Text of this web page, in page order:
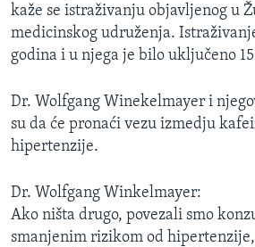
MAGAZIN
O GLASU AMERIKE
Learning English
PRATITE NAS
Jezici
kaže se istraživanju objavljenog u
medicinskog udruženja.
godina i u njega je bilo uključeno
Dr. Wolfgang Winekelmayer i
su da će pronaći vezu izmedju
hipertenzije.
Dr. Wolfgang Winkelmayer:
Ako ništa drugo, povezali smo
smanjenim rizikom od